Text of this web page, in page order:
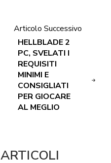
Articolo Successivo
HELLBLADE 2
PC, SVELATI I
REQUISITI
MINIMI E
CONSIGLIATI
PER GIOCARE
AL MEGLIO
ARTICOLI